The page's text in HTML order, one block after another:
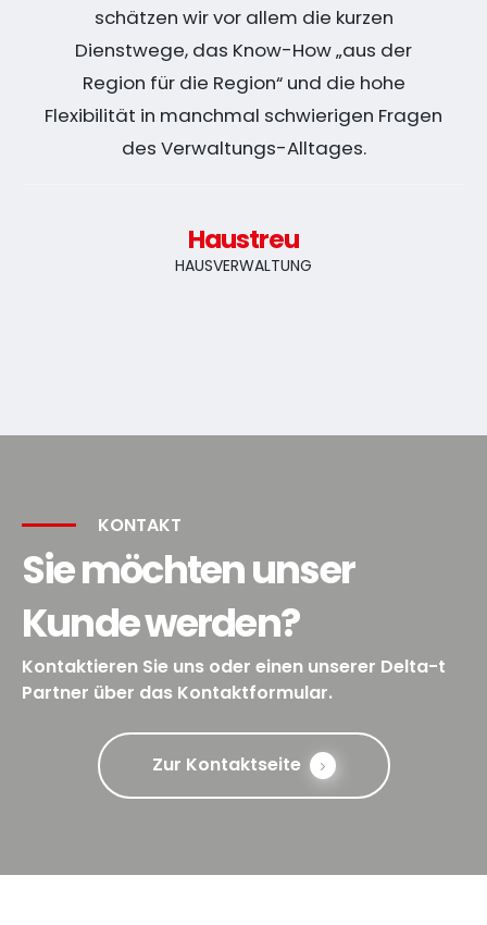
schätzen wir vor allem die kurzen
Dienstwege, das Know-How „aus der
Region für die Region“ und die hohe
Flexibilität in manchmal schwierigen Fragen
des Verwaltungs-Alltages.
Haustreu
HAUSVERWALTUNG
KONTAKT
Sie möchten unser
Kunde werden?
Kontaktieren Sie uns oder einen unserer Delta-t
Partner über das Kontaktformular.
Zur Kontaktseite